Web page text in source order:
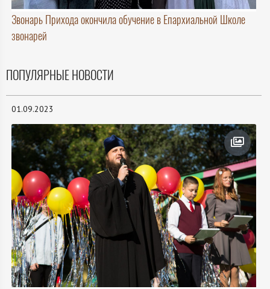
Звонарь Прихода окончила обучение в Епархиальной Школе
звонарей
ПОПУЛЯРНЫЕ НОВОСТИ
01.09.2023